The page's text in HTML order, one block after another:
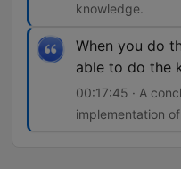
knowledge.
When you do
able to do the
00:17:45 · A
implementation